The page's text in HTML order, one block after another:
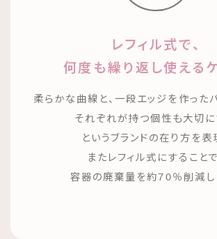
レフィル式で、
何度も繰り返し使える
柔らかな曲線と、一段エッジを作った
それぞれが持つ個性も大切に
というブランドの在り方を表
またレフィル式にすることで
容器の廃棄量を約70％削減し